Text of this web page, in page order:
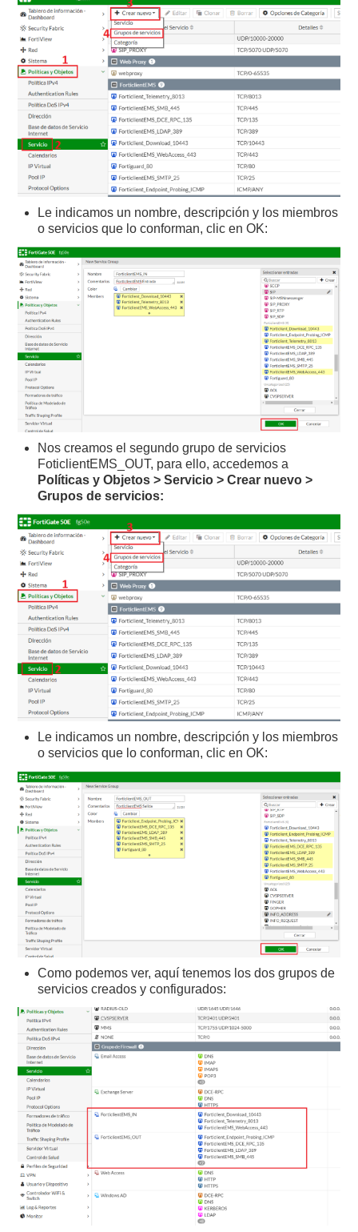
Le indicamos un nombre, descripción y los miembros
o servicios que lo conforman, clic en OK:
Nos creamos el segundo grupo de servicios
FoticlientEMS_OUT, para ello, accedemos a
Políticas y Objetos > Servicio > Crear nuevo >
Grupos de servicios:
Le indicamos un nombre, descripción y los miembros
o servicios que lo conforman, clic en OK:
Como podemos ver, aquí tenemos los dos grupos de
servicios creados y configurados: